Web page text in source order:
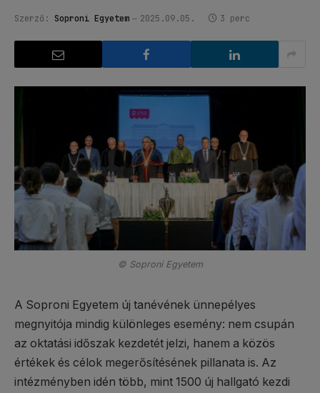
Szerző: Soproni Egyetem 2025.09.05. 3 perc
© Soproni Egyetem
A Soproni Egyetem új tanévének ünnepélyes
megnyitója mindig különleges esemény: nem csupán
az oktatási időszak kezdetét jelzi, hanem a közös
értékek és célok megerősítésének pillanata is. Az
intézményben idén több, mint 1500 új hallgató kezdi